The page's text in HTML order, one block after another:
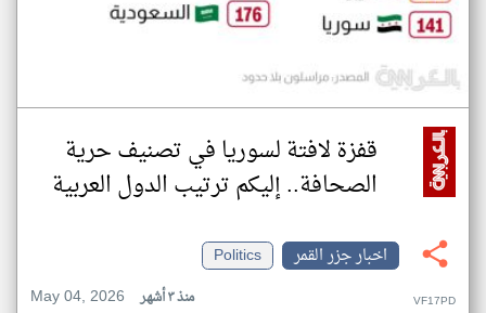
قفزة لافتة لسوريا في تصنيف حرية
الصحافة.. إليكم ترتيب الدول العربية
اخبار جزر القمر
Politics
May 04, 2026
منذ ٣ أشهر VF17PD